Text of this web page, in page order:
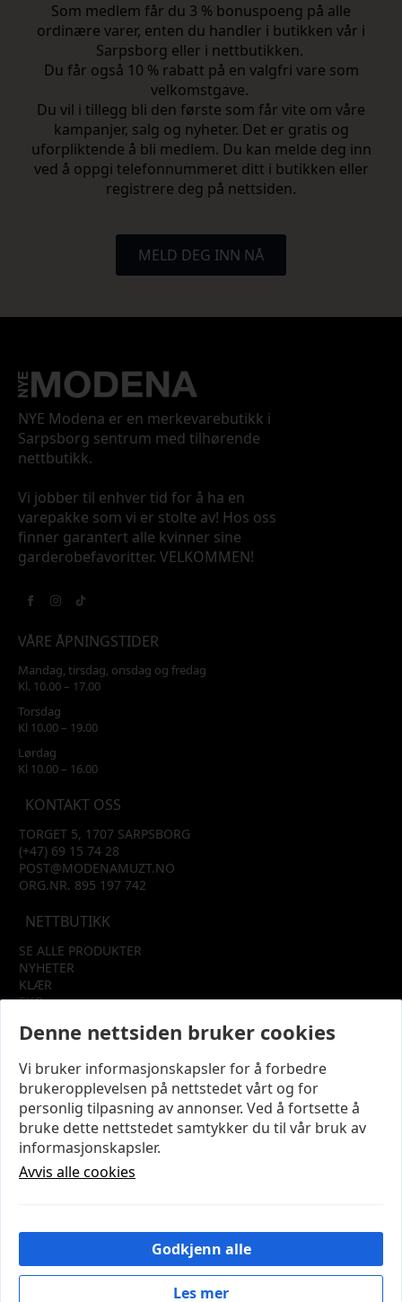
Som medlem får du 3 % bonuspoeng på alle
ordinære varer, enten du handler i butikken vår i
Sarpsborg eller i nettbutikken.
Du får også 10 % rabatt på en valgfri vare som
velkomstgave.
Du vil i tillegg bli den første som får vite om våre
kampanjer, salg og nyheter. Det er gratis og
uforpliktende å bli medlem. Du kan melde deg inn
ved å oppgi telefonnummeret ditt i butikken eller
registrere deg på nettsiden.
MELD DEG INN NÅ
NYE Modena er en merkevarebutikk i
Sarpsborg sentrum med tilhørende
nettbutikk.
Vi jobber til enhver tid for å ha en
varepakke som vi er stolte av! Hos oss
finner garantert alle kvinner sine
garderobefavoritter. VELKOMMEN!
VÅRE ÅPNINGSTIDER
Mandag, tirsdag, onsdag og fredag
Kl. 10.00 – 17.00
Torsdag
Kl 10.00 – 19.00
Lørdag
Kl 10.00 – 16.00
KONTAKT OSS
TORGET 5, 1707 SARPSBORG
(+47) 69 15 74 28
POST@MODENAMUZT.NO
ORG.NR. 895 197 742
NETTBUTIKK
SE ALLE PRODUKTER
NYHETER
KLÆR
SKO
SALG
INFORMASJON
KUNDEKLUBB
KONTAKT OSS
KJØPSVILKÅR OG BETINGELSER
PERSONVERN
© 2026 NYE MODENA – Utviklet og designet avIT-
Sentralen AS
Denne nettsiden bruker cookies
Vi bruker informasjonskapsler for å forbedre
brukeropplevelsen på nettstedet vårt og for
personlig tilpasning av annonser. Ved å fortsette å
bruke dette nettstedet samtykker du til vår bruk av
informasjonskapsler.
Avvis alle cookies
Les mer
Godkjenn alle